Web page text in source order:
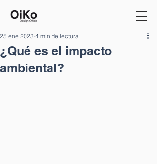
¿Qué es el impacto
ambiental?
25 ene 2023 4 min de lectura